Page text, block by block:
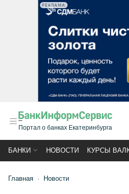
РЕКЛАМА
Портал о банках Екатеринбурга
БАНКИ НОВОСТИ КУРСЫ
Главная Новости